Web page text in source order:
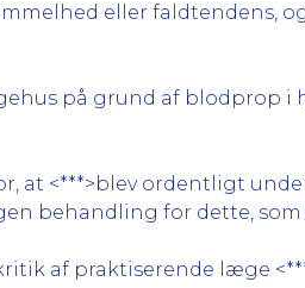
eller faldtendens,
på grund af blodprop i
at <***>blev ordentligt
behandling for dette,
af praktiserende læge